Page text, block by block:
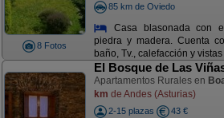
8 Fotos
85 km de Oviedo
Casa blasonada con
piedra y madera. Cuenta
baño, Tv., calefacción y
El Bosque de Las
Apartamentos Rurales en
km de Andes (Asturias)
2-15 plazas
43 €